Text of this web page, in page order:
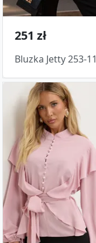
251 zł
Bluzka Jetty 253-11